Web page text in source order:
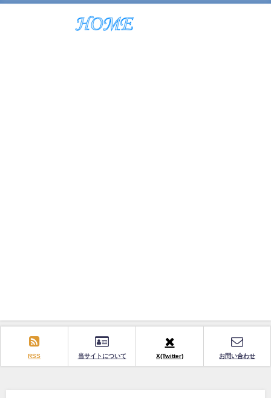
RSS 当サイトについて X(Twitter) お問い合わせ